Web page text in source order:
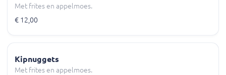
Met frites en appelmoes.
€ 12,00
Kipnuggets
Met frites en appelmoes.